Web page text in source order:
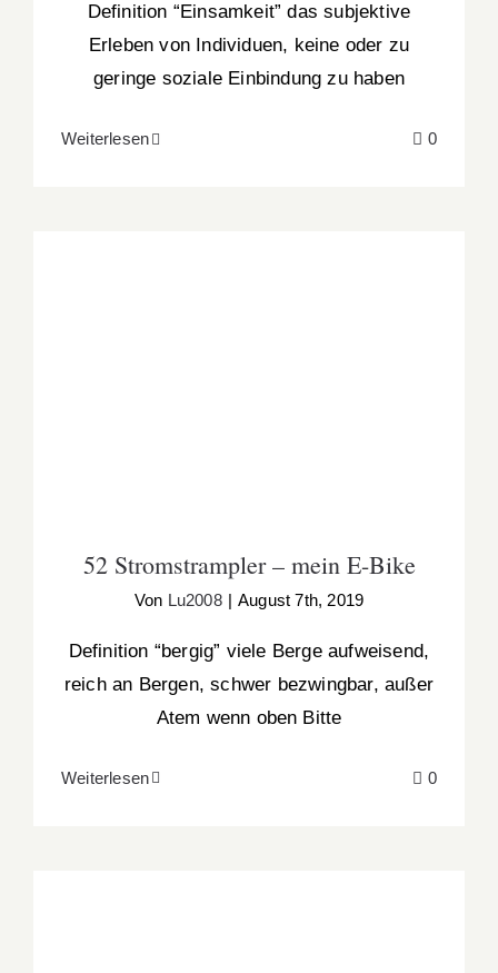
Definition “Einsamkeit” das subjektive
Erleben von Individuen, keine oder zu
geringe soziale Einbindung zu haben
Weiterlesen 0
52 Stromstrampler – mein E-Bike
Von Lu2008 | August 7th, 2019
Definition “bergig” viele Berge aufweisend,
reich an Bergen, schwer bezwingbar, außer
Atem wenn oben Bitte
Weiterlesen 0